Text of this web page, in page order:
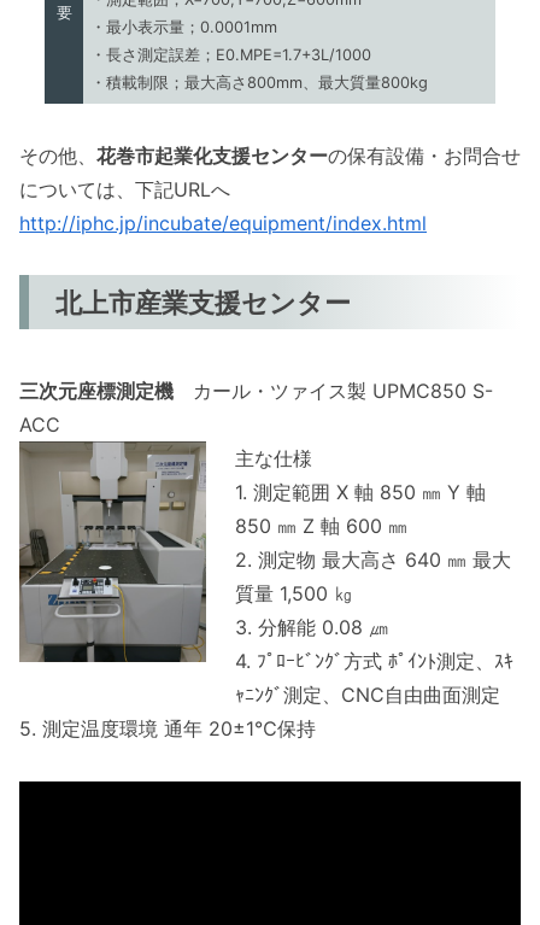
要
・最小表示量；0.0001mm
・長さ測定誤差；E0.MPE=1.7+3L/1000
・積載制限；最大高さ800mm、最大質量800kg
その他、 花巻市起業化支援センターの保有設備・お問合せ
については、下記URLへ
http://iphc.jp/incubate/equipment/index.html
北上市産業支援センター
三次元座標測定機 カール・ツァイス製 UPMC850 S-
ACC
主な仕様
1. 測定範囲 X 軸 850 ㎜ Y 軸
850 ㎜ Z 軸 600 ㎜
2. 測定物 最大高さ 640 ㎜ 最大
質量 1,500 ㎏
3. 分解能 0.08 ㎛
4. ﾌﾟﾛｰﾋﾞﾝｸﾞ方式 ﾎﾟｲﾝﾄ測定、ｽｷ
ｬﾆﾝｸﾞ測定、CNC自由曲面測定
5. 測定温度環境 通年 20±1℃保持